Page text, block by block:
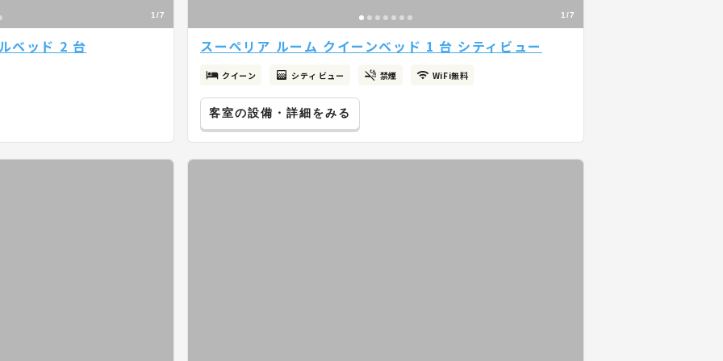
1/7
ベッド 2 台
1/7
スーペリア ルーム クイーンベッド 1 台 シティビュー
クイーン シティ ビュー 禁煙 WiFi無料
客室の設備・詳細をみる